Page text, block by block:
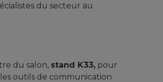
du secteur au
du salon, stand K33, pour
outils de communication